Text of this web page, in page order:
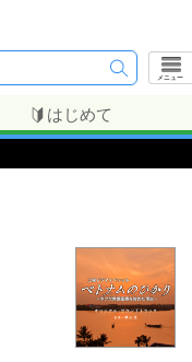
メニュー
はじめて